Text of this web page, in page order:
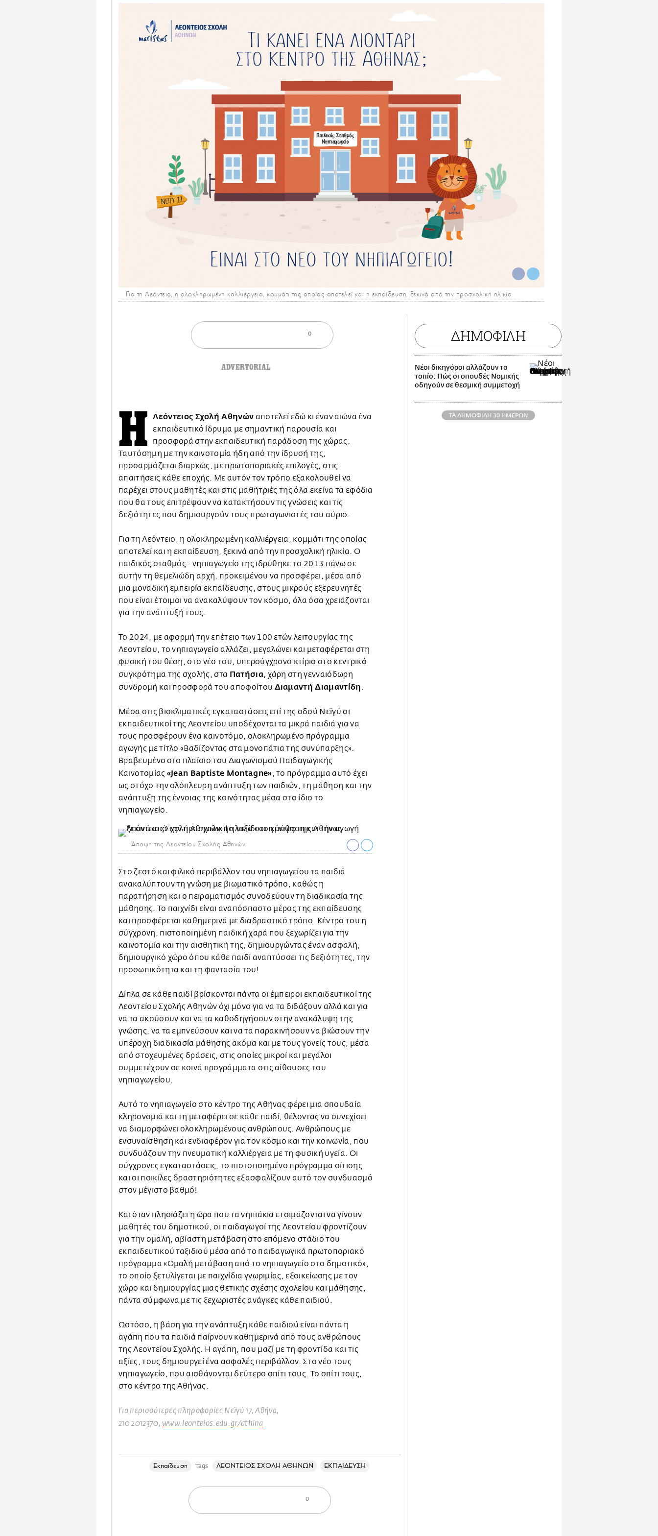
Για τη Λεόντειο, η ολοκληρωμένη καλλιέργεια, κομμάτι της οποίας αποτελεί και η εκπαίδευση, ξεκινά από την προσχολική ηλικία.
0
ADVERTORIAL
Η Λεόντειος Σχολή Αθηνών αποτελεί εδώ κι έναν αιώνα ένα
εκπαιδευτικό ίδρυμα με σημαντική παρουσία και
προσφορά στην εκπαιδευτική παράδοση της χώρας.
Ταυτόσημη με την καινοτομία ήδη από την ίδρυσή της,
προσαρμόζεται διαρκώς, με πρωτοποριακές επιλογές, στις
απαιτήσεις κάθε εποχής. Με αυτόν τον τρόπο εξακολουθεί να
παρέχει στους μαθητές και στις μαθήτριές της όλα εκείνα τα εφόδια
που θα τους επιτρέψουν να κατακτήσουν τις γνώσεις και τις
δεξιότητες που δημιουργούν τους πρωταγωνιστές του αύριο.
Για τη Λεόντειο, η ολοκληρωμένη καλλιέργεια, κομμάτι της οποίας
αποτελεί και η εκπαίδευση, ξεκινά από την προσχολική ηλικία. Ο
παιδικός σταθμός - νηπιαγωγείο της ιδρύθηκε το 2013 πάνω σε
αυτήν τη θεμελιώδη αρχή, προκειμένου να προσφέρει, μέσα από
μια μοναδική εμπειρία εκπαίδευσης, στους μικρούς εξερευνητές
που είναι έτοιμοι να ανακαλύψουν τον κόσμο, όλα όσα χρειάζονται
για την ανάπτυξή τους.
Το 2024, με αφορμή την επέτειο των 100 ετών λειτουργίας της
Λεοντείου, το νηπιαγωγείο αλλάζει, μεγαλώνει και μεταφέρεται στη
φυσική του θέση, στο νέο του, υπερσύγχρονο κτίριο στο κεντρικό
συγκρότημα της σχολής, στα Πατήσια, χάρη στη γενναιόδωρη
συνδρομή και προσφορά του αποφοίτου Διαμαντή Διαμαντίδη.
Μέσα στις βιοκλιματικές εγκαταστάσεις επί της οδού Νεϊγύ οι
εκπαιδευτικοί της Λεοντείου υποδέχονται τα μικρά παιδιά για να
τους προσφέρουν ένα καινοτόμο, ολοκληρωμένο πρόγραμμα
αγωγής με τίτλο «Βαδίζοντας στα μονοπάτια της συνύπαρξης».
Βραβευμένο στο πλαίσιο του Διαγωνισμού Παιδαγωγικής
Καινοτομίας «Jean Baptiste Montagne», το πρόγραμμα αυτό έχει
ως στόχο την ολόπλευρη ανάπτυξη των παιδιών, τη μάθηση και την
ανάπτυξη της έννοιας της κοινότητας μέσα στο ίδιο το
νηπιαγωγείο.
Άποψη της Λεοντείου Σχολής Αθηνών.
Στο ζεστό και φιλικό περιβάλλον του νηπιαγωγείου τα παιδιά
ανακαλύπτουν τη γνώση με βιωματικό τρόπο, καθώς η
παρατήρηση και ο πειραματισμός συνοδεύουν τη διαδικασία της
μάθησης. Το παιχνίδι είναι αναπόσπαστο μέρος της εκπαίδευσης
και προσφέρεται καθημερινά με διαδραστικό τρόπο. Κέντρο του η
σύγχρονη, πιστοποιημένη παιδική χαρά που ξεχωρίζει για την
καινοτομία και την αισθητική της, δημιουργώντας έναν ασφαλή,
δημιουργικό χώρο όπου κάθε παιδί αναπτύσσει τις δεξιότητες, την
προσωπικότητα και τη φαντασία του!
Δίπλα σε κάθε παιδί βρίσκονται πάντα οι έμπειροι εκπαιδευτικοί της
Λεοντείου Σχολής Αθηνών όχι μόνο για να τα διδάξουν αλλά και για
να τα ακούσουν και να τα καθοδηγήσουν στην ανακάλυψη της
γνώσης, να τα εμπνεύσουν και να τα παρακινήσουν να βιώσουν την
υπέροχη διαδικασία μάθησης ακόμα και με τους γονείς τους, μέσα
από στοχευμένες δράσεις, στις οποίες μικροί και μεγάλοι
συμμετέχουν σε κοινά προγράμματα στις αίθουσες του
νηπιαγωγείου.
Αυτό το νηπιαγωγείο στο κέντρο της Αθήνας φέρει μια σπουδαία
κληρονομιά και τη μεταφέρει σε κάθε παιδί, θέλοντας να συνεχίσει
να διαμορφώνει ολοκληρωμένους ανθρώπους. Ανθρώπους με
ενσυναίσθηση και ενδιαφέρον για τον κόσμο και την κοινωνία, που
συνδυάζουν την πνευματική καλλιέργεια με τη φυσική υγεία. Οι
σύγχρονες εγκαταστάσεις, το πιστοποιημένο πρόγραμμα σίτισης
και οι ποικίλες δραστηριότητες εξασφαλίζουν αυτό τον συνδυασμό
στον μέγιστο βαθμό!
Και όταν πλησιάζει η ώρα που τα νηπιάκια ετοιμάζονται να γίνουν
μαθητές του δημοτικού, οι παιδαγωγοί της Λεοντείου φροντίζουν
για την ομαλή, αβίαστη μετάβαση στο επόμενο στάδιο του
εκπαιδευτικού ταξιδιού μέσα από το παιδαγωγικά πρωτοποριακό
πρόγραμμα «Ομαλή μετάβαση από το νηπιαγωγείο στο δημοτικό»,
το οποίο ξετυλίγεται με παιχνίδια γνωριμίας, εξοικείωσης με τον
χώρο και δημιουργίας μιας θετικής σχέσης σχολείου και μάθησης,
πάντα σύμφωνα με τις ξεχωριστές ανάγκες κάθε παιδιού.
Ωστόσο, η βάση για την ανάπτυξη κάθε παιδιού είναι πάντα η
αγάπη που τα παιδιά παίρνουν καθημερινά από τους ανθρώπους
της Λεοντείου Σχολής. Η αγάπη, που μαζί με τη φροντίδα και τις
αξίες, τους δημιουργεί ένα ασφαλές περιβάλλον. Στο νέο τους
νηπιαγωγείο, που αισθάνονται δεύτερο σπίτι τους. Το σπίτι τους,
στο κέντρο της Αθήνας.
Για περισσότερες πληροφορίες Νεϊγύ 17, Αθήνα,
210 2012370,www.leonteios.edu.gr/athina
Εκπαίδευση Tags ΛΕΟΝΤΕΙΟΣ ΣΧΟΛΗ ΑΘΗΝΩΝ ΕΚΠΑΙΔΕΥΣΗ
0
ΔΗΜΟΦΙΛΗ
Νέοι δικηγόροι αλλάζουν το
τοπίο: Πώς οι σπουδές Νομικής
οδηγούν σε θεσμική συμμετοχή
ΤΑ ΔΗΜΟΦΙΛΗ 30 ΗΜΕΡΩΝ